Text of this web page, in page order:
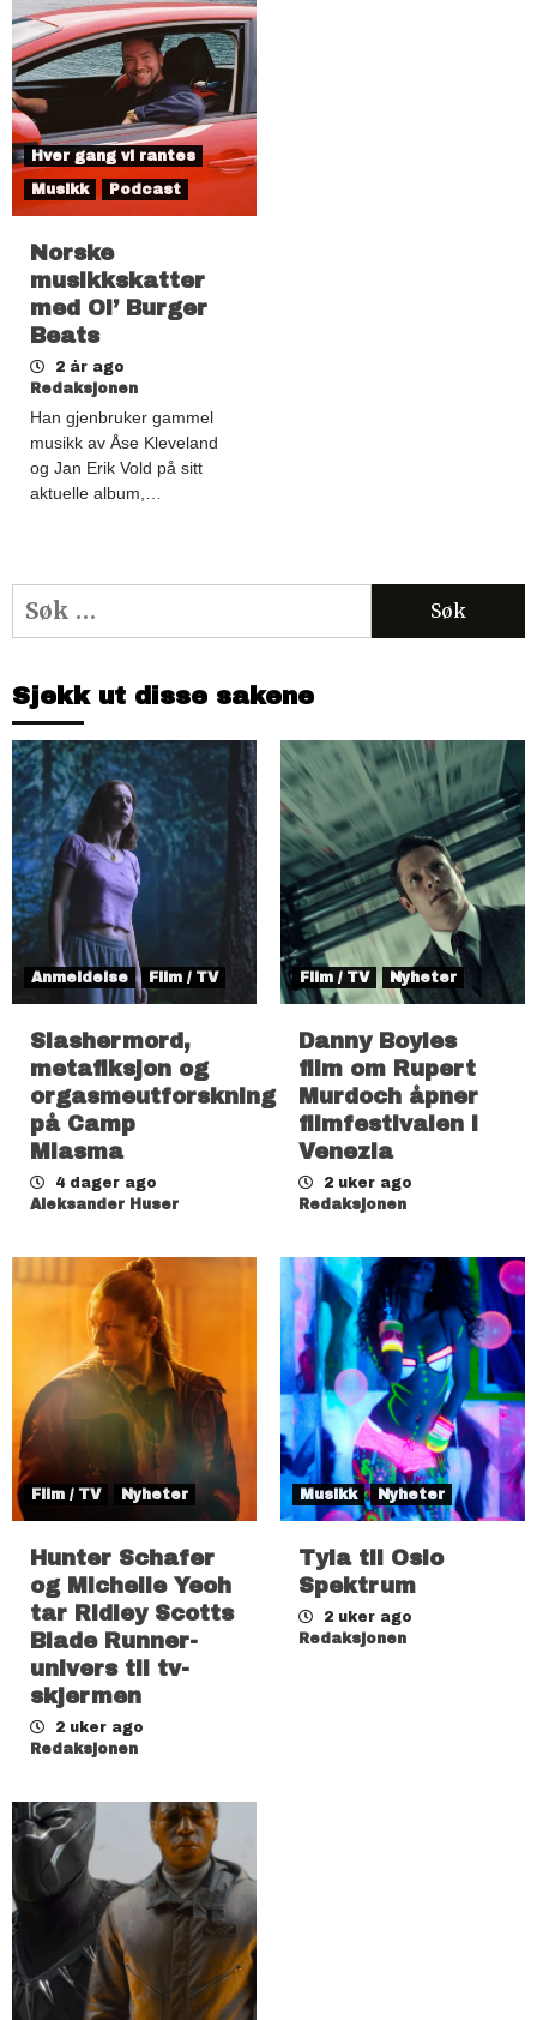
Hver gang vi rantes
Musikk
Podcast
Norske
musikkskatter
med Ol’ Burger
Beats
2 år ago
Redaksjonen
Han gjenbruker gammel
musikk av Åse Kleveland
og Jan Erik Vold på sitt
aktuelle album,…
Søk
etter:
Sjekk ut disse sakene
Anmeldelse Film / TV
Slashermord,
metafiksjon og
orgasmeutforskning
på Camp
Miasma
4 dager ago
Aleksander Huser
Film / TV Nyheter
Danny Boyles
film om Rupert
Murdoch åpner
filmfestivalen i
Venezia
2 uker ago
Redaksjonen
Film / TV Nyheter
Hunter Schafer
og Michelle Yeoh
tar Ridley Scotts
Blade Runner-
univers til tv-
skjermen
2 uker ago
Redaksjonen
Musikk Nyheter
Tyla til Oslo
Spektrum
2 uker ago
Redaksjonen